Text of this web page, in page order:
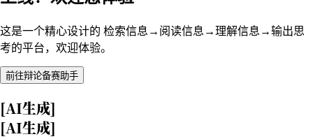
这是一个精心设计的 检索信息→阅读信息→理解信息→输出思
考的平台，欢迎体验。
前往辩论备赛助手
[AI生成]
[AI生成]